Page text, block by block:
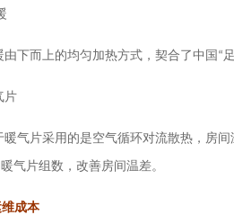
由下而上的均匀加热方式，契合了中国 “
片
暖气片采用的是空气循环对流散热，房
气片组数，改善房间温差。
成本